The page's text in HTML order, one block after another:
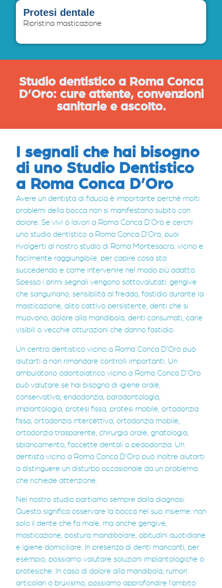
Protesi dentale
Ripristina masticazione
Studio dentistico a Roma Conca
D’Oro: cure attente, convenzioni
sanitarie e ascolto.
I segnali che hai bisogno
di uno Studio Dentistico
a Roma Conca D’Oro
Avere un dentista di fiducia è importante perché molti
problemi della bocca non si manifestano subito con
dolore. Se vivi o lavori a Roma Conca D’Oro e cerchi
uno studio dentistico a Roma Conca D’Oro, puoi
rivolgerti al nostro studio di Roma Montesacro, vicino e
facilmente raggiungibile, per capire cosa sta
succedendo e come intervenire nel modo più adatto.
Spesso i primi segnali vengono sottovalutati: gengive
che sanguinano, sensibilità al freddo, fastidio durante la
masticazione, alito cattivo persistente, denti che si
muovono, dolore alla mandibola, denti consumati, carie
visibili o vecchie otturazioni che danno fastidio.
Un centro dentistico vicino a Roma Conca D’Oro può
aiutarti a non rimandare controlli importanti. Un
ambulatorio odontoiatrico vicino a Roma Conca D’Oro
può valutare se hai bisogno di igiene orale,
conservativa, endodonzia, parodontologia,
implantologia, protesi fissa, protesi mobile, ortodonzia
fissa, ortodonzia intercettiva, ortodonzia mobile,
ortodonzia trasparente, chirurgia orale, gnatologia,
sbiancamento, faccette dentali o pedodonzia. Un
dentista vicino a Roma Conca D’Oro può inoltre aiutarti
a distinguere un disturbo occasionale da un problema
che richiede attenzione.
Nel nostro studio partiamo sempre dalla diagnosi.
Questo significa osservare la bocca nel suo insieme: non
solo il dente che fa male, ma anche gengive,
masticazione, postura mandibolare, abitudini quotidiane
e igiene domiciliare. In presenza di denti mancanti, per
esempio, possiamo valutare soluzioni implantologiche o
protesiche. In caso di dolore alla mandibola, rumori
articolari o bruxismo, possiamo approfondire l’ambito